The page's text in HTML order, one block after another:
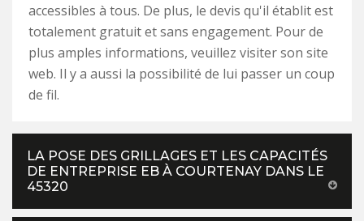
accessibles à tous. De plus, le devis qu'il établit est
totalement gratuit et sans engagement. Pour de
plus amples informations, veuillez visiter son site
web. Il y a aussi la possibilité de lui passer un coup
de fil.
LA POSE DES GRILLAGES ET LES CAPACITÉS
DE ENTREPRISE EB À COURTENAY DANS LE
45320